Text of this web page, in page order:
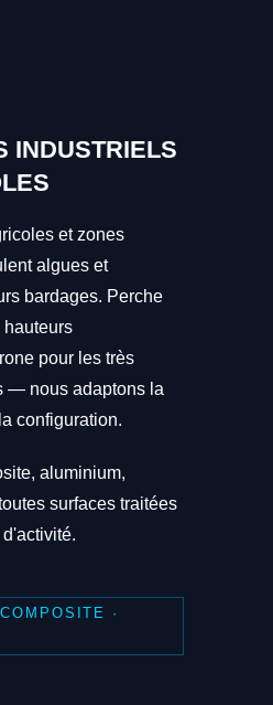
INDUSTRIELS
et zones
algues et
bardages. Perche
pour les très
— nous adaptons la
configuration.
aluminium,
surfaces traitées
·